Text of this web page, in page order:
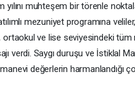
muhteşem bir törenle
mezuniyet programına
ortaokul ve lise seviyesindeki
verdi. Saygı duruşu ve İstiklal
değerlerin harmanlandığı